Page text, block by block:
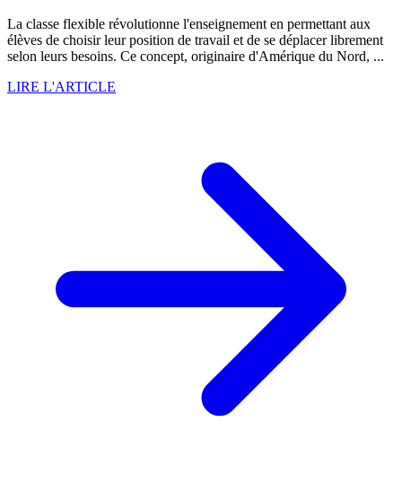
La classe flexible révolutionne l'enseignement en permettant aux
élèves de choisir leur position de travail et de se déplacer librement
selon leurs besoins. Ce concept, originaire d'Amérique du Nord, ...
LIRE L'ARTICLE